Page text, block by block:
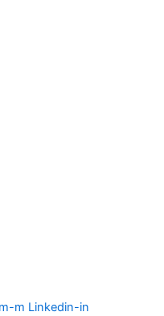
m Linkedin-in